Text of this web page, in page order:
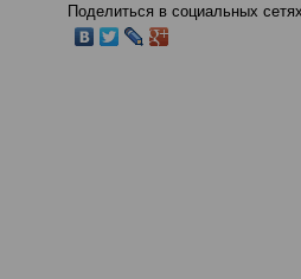
Поделиться в социальных